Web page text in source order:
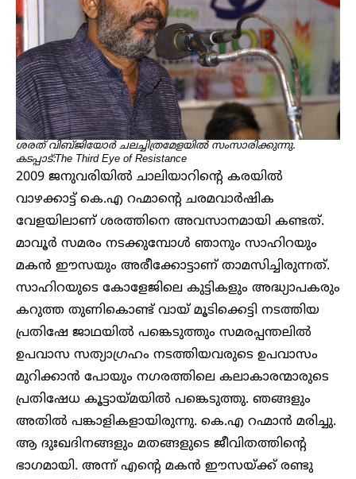
ശരത് വിബ്ജിയോർ ചലച്ചിത്രമേളയിൽ സംസാരിക്കുന്നു.
കടപ്പാട്:The Third Eye of Resistance
2009 ജനുവരിയിൽ ചാലിയാറിന്റെ കരയിൽ
വാഴക്കാട്ട് കെ.എ റഹ്മാന്റെ ചരമവാർഷിക
വേളയിലാണ് ശരത്തിനെ അവസാനമായി കണ്ടത്.
മാവൂർ സമരം നടക്കുമ്പോൾ ഞാനും സാഹിറയും
മകൻ ഈസയും അരീക്കോട്ടാണ് താമസിച്ചിരുന്നത്.
സാഹിറയുടെ കോളേജിലെ കുട്ടികളും അദ്ധ്യാപകരും
കറുത്ത തുണികൊണ്ട് വായ് മൂടിക്കെട്ടി നടത്തിയ
പ്രതിഷേ ജാഥയിൽ പങ്കെടുത്തും സമരപ്പന്തലിൽ
ഉപവാസ സത്യാഗ്രഹം നടത്തിയവരുടെ ഉപവാസം
മുറിക്കാൻ പോയും നഗരത്തിലെ കലാകാരന്മാരുടെ
പ്രതിഷേധ കൂട്ടായ്മയിൽ പങ്കെടുത്തു. ഞങ്ങളും
അതിൽ പങ്കാളികളായിരുന്നു. കെ.എ റഹ്മാൻ മരിച്ചു.
ആ ദുഃഖദിനങ്ങളും മതങ്ങളുടെ ജീവിതത്തിന്റെ
ഭാഗമായി. അന്ന് എന്റെ മകൻ ഈസയ്ക്ക് രണ്ടു